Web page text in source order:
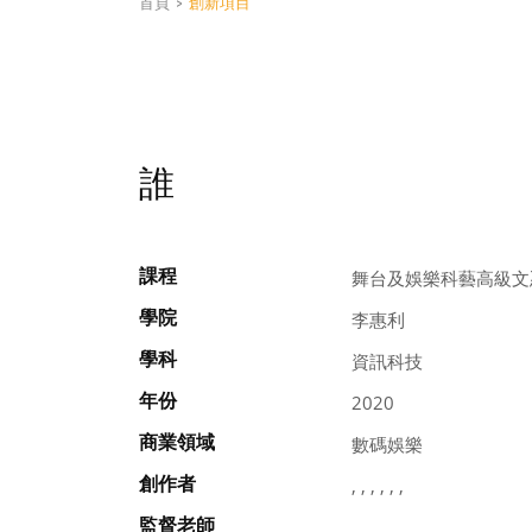
誰
課程 舞台及娛樂科藝高級
學院 李惠利
學科 資訊科技
年份 2020
商業領域 數碼娛樂
創作者 , , , , , ,
監督老師